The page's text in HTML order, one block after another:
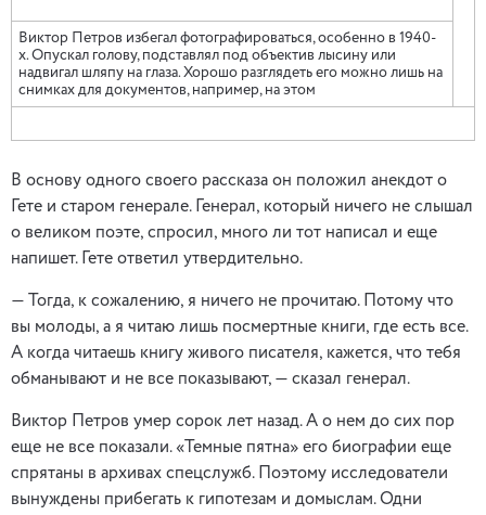
Виктор Петров избегал фотографироваться, особенно в 1940-
х. Опускал голову, подставлял под объектив лысину или
надвигал шляпу на глаза. Хорошо разглядеть его можно лишь на
снимках для документов, например, на этом
В основу одного своего рассказа он положил анекдот о
Гете и старом генерале. Генерал, который ничего не слышал
о великом поэте, спросил, много ли тот написал и еще
напишет. Гете ответил утвердительно.
— Тогда, к сожалению, я ничего не прочитаю. Потому что
вы молоды, а я читаю лишь посмертные книги, где есть все.
А когда читаешь книгу живого писателя, кажется, что тебя
обманывают и не все показывают, — сказал генерал.
Виктор Петров умер сорок лет назад. А о нем до сих пор
еще не все показали. «Темные пятна» его биографии еще
спрятаны в архивах спецслужб. Поэтому исследователи
вынуждены прибегать к гипотезам и домыслам. Одни